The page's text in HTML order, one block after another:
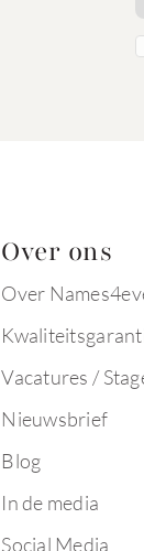
Over ons
Over
Vacatures /
Nieuwsbrief
Blog
In de media
Social Media